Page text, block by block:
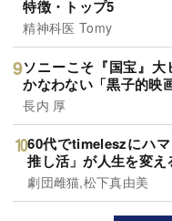
特徴・トップ5
精神科医 Tomy
ソニーこそ『国宝』
かなわない「黒子的映
長内 厚
60代でtimeleszにハ
推し活」が人生を変え
劇団雌猫,松下真由美